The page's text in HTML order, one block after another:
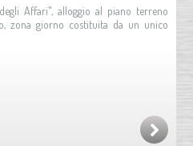
Affari", alloggio al piano terreno
zona giorno costituita da un unico